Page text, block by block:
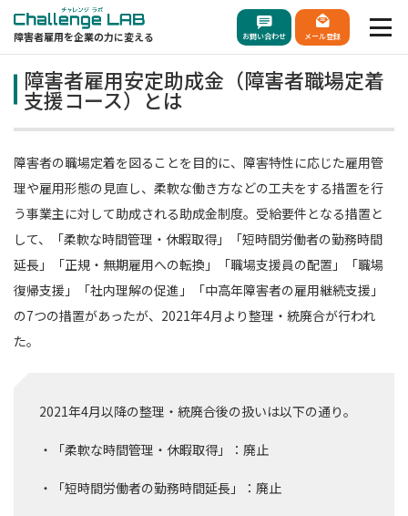
障害者雇用を企業の力に変える お問い合わせ メール登録
障害者雇用安定助成金（障害者職場定着
支援コース）とは
障害者の職場定着を図ることを目的に、障害特性に応じた雇用管
理や雇用形態の見直し、柔軟な働き方などの工夫をする措置を行
う事業主に対して助成される助成金制度。受給要件となる措置と
して、「柔軟な時間管理・休暇取得」「短時間労働者の勤務時間
延長」「正規・無期雇用への転換」「職場支援員の配置」「職場
復帰支援」「社内理解の促進」「中高年障害者の雇用継続支援」
の7つの措置があったが、2021年4月より整理・統廃合が行われ
た。
2021年4月以降の整理・統廃合後の扱いは以下の通り。
・「柔軟な時間管理・休暇取得」：廃止
・「短時間労働者の勤務時間延長」：廃止